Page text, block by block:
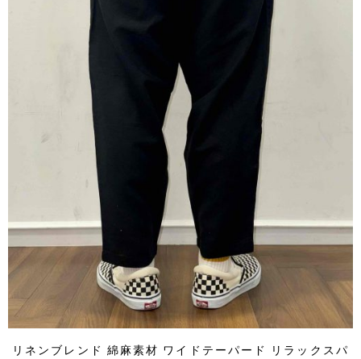
リネンブレンド 綿麻素材 ワイドテーパード リラックスパ